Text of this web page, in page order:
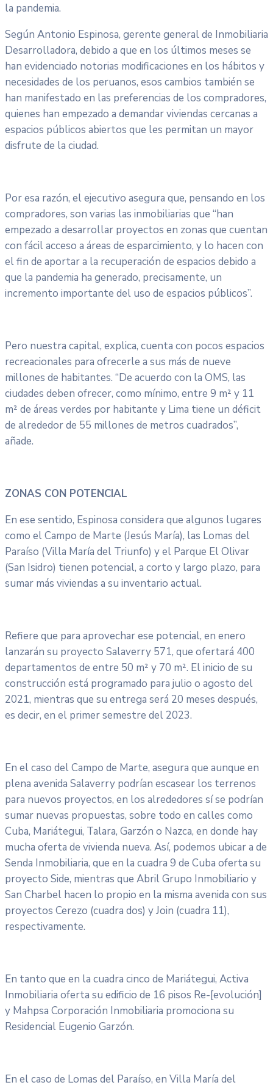
la pandemia.
Según Antonio Espinosa, gerente general de Inmobiliaria
Desarrolladora, debido a que en los últimos meses se
han evidenciado notorias modificaciones en los hábitos y
necesidades de los peruanos, esos cambios también se
han manifestado en las preferencias de los compradores,
quienes han empezado a demandar viviendas cercanas a
espacios públicos abiertos que les permitan un mayor
disfrute de la ciudad.
Por esa razón, el ejecutivo asegura que, pensando en los
compradores, son varias las inmobiliarias que “han
empezado a desarrollar proyectos en zonas que cuentan
con fácil acceso a áreas de esparcimiento, y lo hacen con
el fin de aportar a la recuperación de espacios debido a
que la pandemia ha generado, precisamente, un
incremento importante del uso de espacios públicos”.
Pero nuestra capital, explica, cuenta con pocos espacios
recreacionales para ofrecerle a sus más de nueve
millones de habitantes. “De acuerdo con la OMS, las
ciudades deben ofrecer, como mínimo, entre 9 m² y 11
m² de áreas verdes por habitante y Lima tiene un déficit
de alrededor de 55 millones de metros cuadrados”,
añade.
ZONAS CON POTENCIAL
En ese sentido, Espinosa considera que algunos lugares
como el Campo de Marte (Jesús María), las Lomas del
Paraíso (Villa María del Triunfo) y el Parque El Olivar
(San Isidro) tienen potencial, a corto y largo plazo, para
sumar más viviendas a su inventario actual.
Refiere que para aprovechar ese potencial, en enero
lanzarán su proyecto Salaverry 571, que ofertará 400
departamentos de entre 50 m² y 70 m². El inicio de su
construcción está programado para julio o agosto del
2021, mientras que su entrega será 20 meses después,
es decir, en el primer semestre del 2023.
En el caso del Campo de Marte, asegura que aunque en
plena avenida Salaverry podrían escasear los terrenos
para nuevos proyectos, en los alrededores sí se podrían
sumar nuevas propuestas, sobre todo en calles como
Cuba, Mariátegui, Talara, Garzón o Nazca, en donde hay
mucha oferta de vivienda nueva. Así, podemos ubicar a de
Senda Inmobiliaria, que en la cuadra 9 de Cuba oferta su
proyecto Side, mientras que Abril Grupo Inmobiliario y
San Charbel hacen lo propio en la misma avenida con sus
proyectos Cerezo (cuadra dos) y Join (cuadra 11),
respectivamente.
En tanto que en la cuadra cinco de Mariátegui, Activa
Inmobiliaria oferta su edificio de 16 pisos Re-[evolución]
y Mahpsa Corporación Inmobiliaria promociona su
Residencial Eugenio Garzón.
En el caso de Lomas del Paraíso, en Villa María del